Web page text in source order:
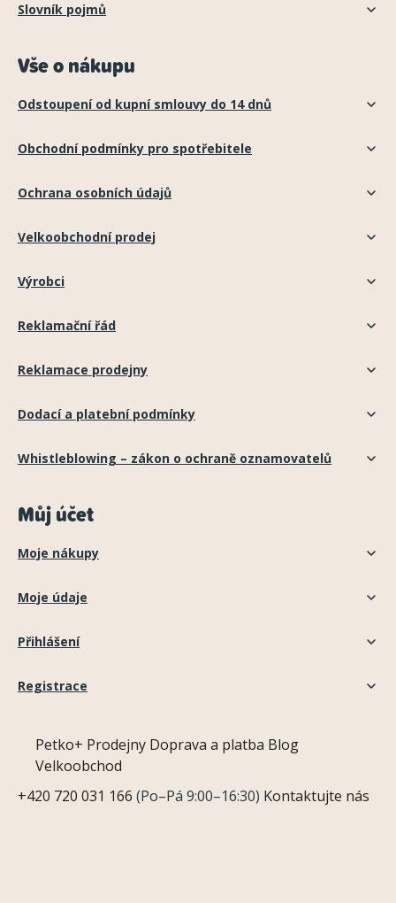
Slovník pojmů
Vše o nákupu
Odstoupení od kupní smlouvy do 14 dnů
Obchodní podmínky pro spotřebitele
Ochrana osobních údajů
Velkoobchodní prodej
Výrobci
Reklamační řád
Reklamace prodejny
Dodací a platební podmínky
Whistleblowing – zákon o ochraně oznamovatelů
Můj účet
Moje nákupy
Moje údaje
Přihlášení
Registrace
Petko+ Prodejny Doprava a platba Blog
Velkoobchod
+420 720 031 166 (Po–Pá 9:00–16:30) Kontaktujte nás